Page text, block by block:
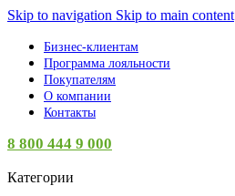
Skip to navigation Skip to main content
Бизнес-клиентам
Программа лояльности
Покупателям
О компании
Контакты
8 800 444 9 000
Категории